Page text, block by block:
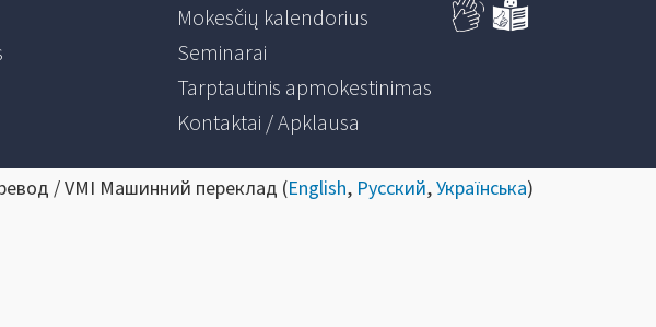
Mokesčių kalendorius
Seminarai
Tarptautinis apmokestinimas
Kontaktai / Apklausa
/ VMI Машинний переклад (English, Русский,Українська)